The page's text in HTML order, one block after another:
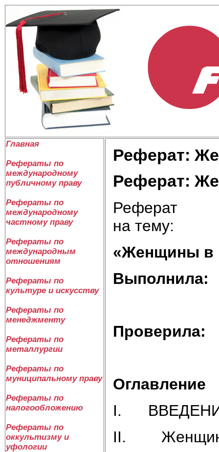
Главная
Рефераты по
международному
публичному праву
Рефераты по
международному
частному праву
Рефераты по
международным
отношениям
Рефераты по
культуре и искусству
Рефераты по
менеджменту
Рефераты по
металлургии
Рефераты по
муниципальному праву
Рефераты по
налогообложению
Рефераты по
оккультизму и
уфологии
Реферат:
Реферат:
Реферат
на тему:
«Женщины в
Выполнила:
Проверила:
Оглавление
I.
II. Женщины